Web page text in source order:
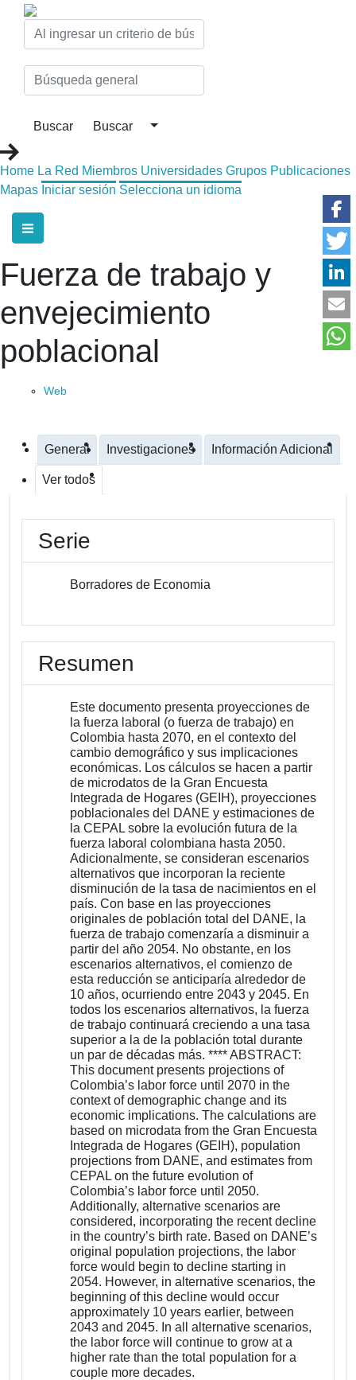
Home La Red Miembros Universidades Grupos Publicaciones
Mapas Iniciar sesión Selecciona un idioma
Fuerza de trabajo y
envejecimiento
poblacional
Web
General Investigaciones Información Adicional
Ver todos
Serie
Borradores de Economia
Resumen
Este documento presenta proyecciones de
la fuerza laboral (o fuerza de trabajo) en
Colombia hasta 2070, en el contexto del
cambio demográfico y sus implicaciones
económicas. Los cálculos se hacen a partir
de microdatos de la Gran Encuesta
Integrada de Hogares (GEIH), proyecciones
poblacionales del DANE y estimaciones de
la CEPAL sobre la evolución futura de la
fuerza laboral colombiana hasta 2050.
Adicionalmente, se consideran escenarios
alternativos que incorporan la reciente
disminución de la tasa de nacimientos en el
país. Con base en las proyecciones
originales de población total del DANE, la
fuerza de trabajo comenzaría a disminuir a
partir del año 2054. No obstante, en los
escenarios alternativos, el comienzo de
esta reducción se anticiparía alrededor de
10 años, ocurriendo entre 2043 y 2045. En
todos los escenarios alternativos, la fuerza
de trabajo continuará creciendo a una tasa
superior a la de la población total durante
un par de décadas más. **** ABSTRACT:
This document presents projections of
Colombia’s labor force until 2070 in the
context of demographic change and its
economic implications. The calculations are
based on microdata from the Gran Encuesta
Integrada de Hogares (GEIH), population
projections from DANE, and estimates from
CEPAL on the future evolution of
Colombia’s labor force until 2050.
Additionally, alternative scenarios are
considered, incorporating the recent decline
in the country’s birth rate. Based on DANE’s
original population projections, the labor
force would begin to decline starting in
2054. However, in alternative scenarios, the
beginning of this decline would occur
approximately 10 years earlier, between
2043 and 2045. In all alternative scenarios,
the labor force will continue to grow at a
higher rate than the total population for a
couple more decades.